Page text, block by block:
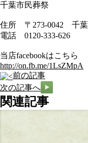
千葉市民葬祭
住所 〒273-0042 千葉
電話 0120-333-626
当店facebookはこちら
http://on.fb.me/1LsZMpA
前の記事
次の記事へ
関連記事